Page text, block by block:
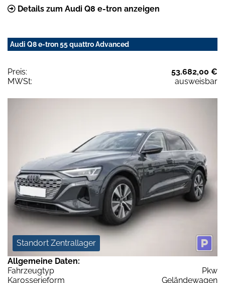
Details zum Audi Q8 e-tron anzeigen
Audi Q8 e-tron 55 quattro Advanced
Preis:
53.682,00 €
MWSt:
ausweisbar
Standort Zentrallager
Allgemeine Daten:
Fahrzeugtyp
Pkw
Karosserieform
Geländewagen